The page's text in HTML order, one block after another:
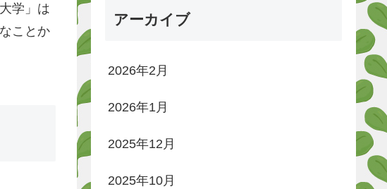
学」は
ことか
アーカイブ
2026年2月
2026年1月
2025年12月
2025年10月